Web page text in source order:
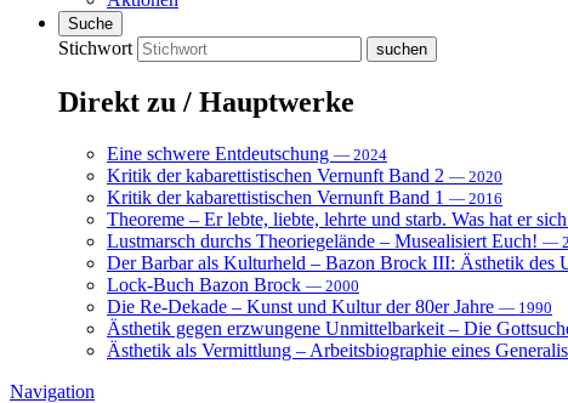
Suche
Stichwort
Direkt zu / Hauptwerke
Eine schwere Entdeutschung — 2024
Kritik der kabarettistischen Vernunft Band 2 — 2020
Kritik der kabarettistischen Vernunft Band 1 — 2016
Theoreme – Er lebte, liebte, lehrte und starb. Was hat er
Lustmarsch durchs Theoriegelände – Musealisiert Euch! —
Der Barbar als Kulturheld – Bazon Brock III: Ästhetik des
Lock-Buch Bazon Brock — 2000
Die Re-Dekade – Kunst und Kultur der 80er Jahre — 1990
Ästhetik gegen erzwungene Unmittelbarkeit – Die
Ästhetik als Vermittlung – Arbeitsbiographie eines
Navigation